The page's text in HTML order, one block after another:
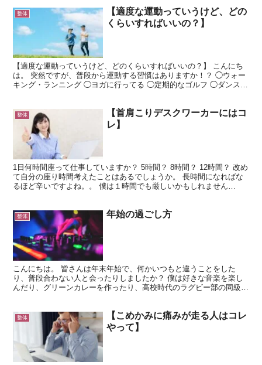
整体
【適度な運動っていうけど、どの
くらいすればいいの？】
【適度な運動っていうけど、どのくらいすればいいの？】 こんにち
は。 突然ですが、普段から運動する習慣はありますか！？ ◯ウォー
キング・ランニング ◯ヨガに行ってる ◯定期的なゴルフ ◯ダンス教
整体
【首肩こりデスクワーカーにはコ
レ】
1日何時間座って仕事していますか？ 5時間？ 8時間？ 12時間？ 改め
て自分の座り時間考えたことはあるでしょうか。 長時間になればな
るほど辛いですよね。。 僕は１時間でも厳しいかもしれません
整体 年始の過ごし方
こんにちは。 皆さんは年末年始で、何かいつもと違うことをした
り、普段合わない人と会ったりしましたか？ 僕は好きな音楽を楽し
んだり、グリーンカレーを作ったり、高校時代のラグビー部の同級生
整体
【こめかみに痛みが走る人はコレ
やって】